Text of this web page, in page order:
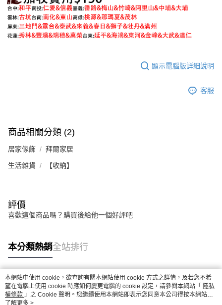
顯示電腦版詳細說明
客服
商品相關分類 (2)
居家傢飾 拜爾家居
生活雜貨 【收納】
評價
喜歡這個商品嗎？購買後給他一個好評吧
本分類熱銷全站排行
熱門標籤
本網站中使用 cookie，欲查詢有關本網站使用 cookie 方式之詳情，及若您不希
望在電腦上使用 cookie 時應如何變更電腦的 cookie 設定，請參閱本網站「 隱私
權條款 」之 Cookie 聲明。您繼續使用本網站即表示您同意本公司得按本網站使
用條款之 Cookie 聲明使用 cookie。
了解更多 >